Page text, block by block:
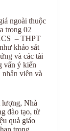
ngoài thuộc
trong 02
– THPT
khảo sát
và các tài
vấn ý kiến
viên và
lượng, Nhà
đào tạo, từ
quả giáo